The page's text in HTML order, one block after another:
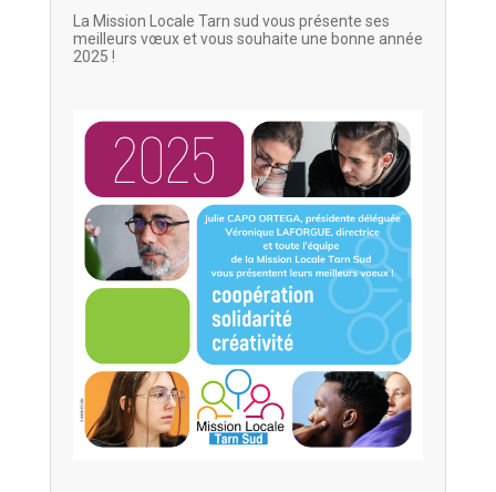
La Mission Locale Tarn sud vous présente ses
meilleurs vœux et vous souhaite une bonne année
2025 !